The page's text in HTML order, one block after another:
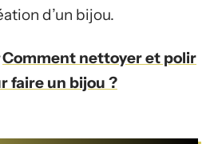
d’un bijou.
Comment nettoyer et polir
faire un bijou ?